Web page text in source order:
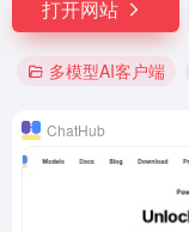
打开网站
多模型AI客户端
ChatHub